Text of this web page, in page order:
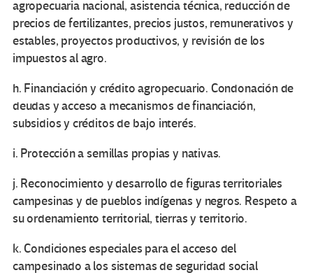
agropecuaria nacional, asistencia técnica, reducción de
precios de fertilizantes, precios justos, remunerativos y
estables, proyectos productivos, y revisión de los
impuestos al agro.
h. Financiación y crédito agropecuario. Condonación de
deudas y acceso a mecanismos de financiación,
subsidios y créditos de bajo interés.
i. Protección a semillas propias y nativas.
j. Reconocimiento y desarrollo de figuras territoriales
campesinas y de pueblos indígenas y negros. Respeto a
su ordenamiento territorial, tierras y territorio.
k. Condiciones especiales para el acceso del
campesinado a los sistemas de seguridad social